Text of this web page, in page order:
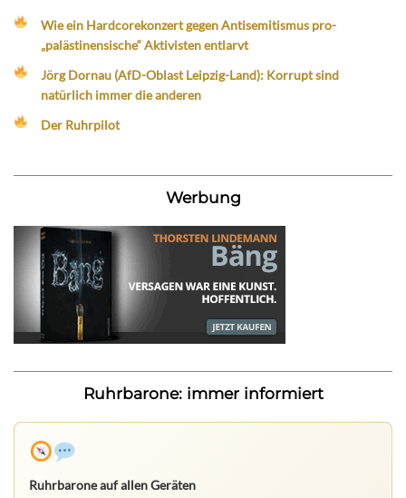
Wie ein Hardcorekonzert gegen Antisemitismus pro-
„palästinensische“ Aktivisten entlarvt
Jörg Dornau (AfD-Oblast Leipzig-Land): Korrupt sind
natürlich immer die anderen
Der Ruhrpilot
Werbung
Ruhrbarone: immer informiert
Ruhrbarone auf allen Geräten